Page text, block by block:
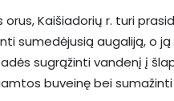
Kaišiadorių r. turi
sumedėjusią augaliją, o
sugrąžinti vandenį į
buveinę bei sumažinti